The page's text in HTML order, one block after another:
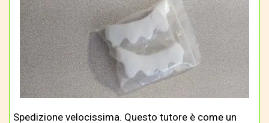
Spedizione velocissima. Questo tutore è come un